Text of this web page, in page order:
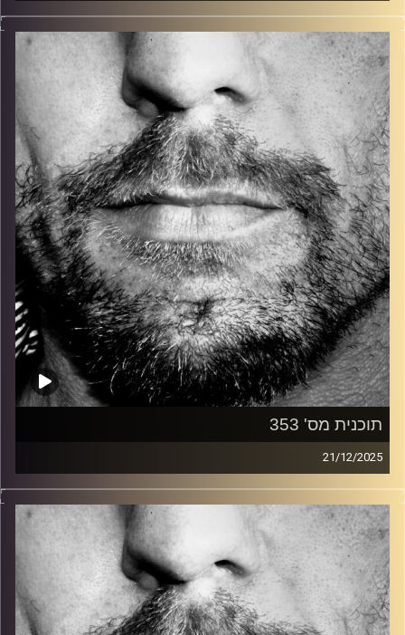
זיפים, מוזיקה מחוספסת של הופעות חיות. הרבה ג'אם, רוק,
בלוז, bluegrass, ג'אז, Fאנק, פרוגרסיב ואפילו אלקטרוניקה.
כל מה שחי, אמיתי ונושם.
עם שמוליק רגב.
קרדיט תמונות: David Goehring
תוכנית מס' 353
21/12/2025
זיפים, מוזיקה מחוספסת של הופעות חיות. הרבה ג'אם, רוק,
בלוז, bluegrass, ג'אז, Fאנק, פרוגרסיב ואפילו אלקטרוניקה.
כל מה שחי, אמיתי ונושם.
עם שמוליק רגב.
קרדיט תמונות: David Goehring